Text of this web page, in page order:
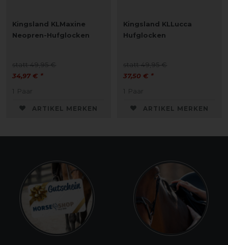
Kingsland KLMaxine
Neopren-Hufglocken
statt 49,95 €
34,97 € *
1 Paar
ARTIKEL MERKEN
Kingsland KLLucca
Hufglocken
statt 49,95 €
37,50 € *
1 Paar
ARTIKEL MERKEN